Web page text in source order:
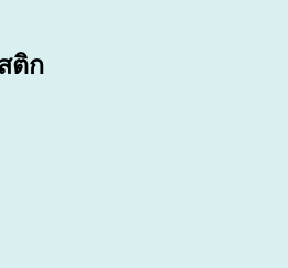
ติก